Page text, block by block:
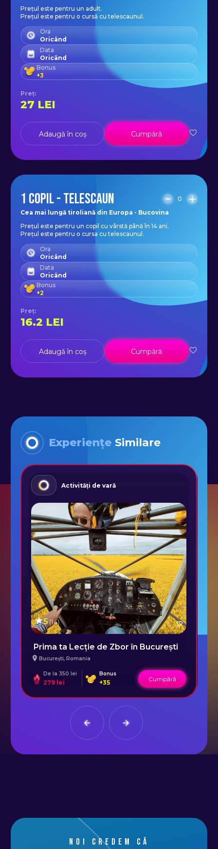
Prețul este pentru un adult.
Prețul este pentru o cursă cu telescaunul.
Ora
Oricând
Data
Oricând
Bonus
+3
Preț:
27 LEI
Adaugă în coș Cumpără
1 COPIL - TELESCAUN
0
Cea mai lungă tiroliană din Europa - Bucovina
Prețul este pentru un copil cu vârstă până în 14 ani.
Prețul este pentru o cursa cu telescaunul.
Ora
Oricând
Data
Oricând
Bonus
+2
Preț:
16.2 LEI
Adaugă în coș Cumpără
Experiențe Similare
Activități de vară
5(14)
Prima ta Lecție de Zbor în București
București, Romania
De la 350 lei
279 lei
Bonus
+35 Cumpără
Noi credem că